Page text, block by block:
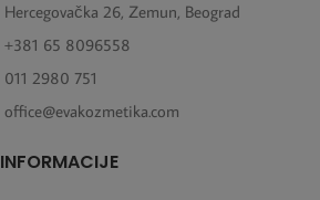
Hercegovačka 26, Zemun, Beograd
+381 65 8096558
011 2980 751
office@evakozmetika.com
INFORMACIJE